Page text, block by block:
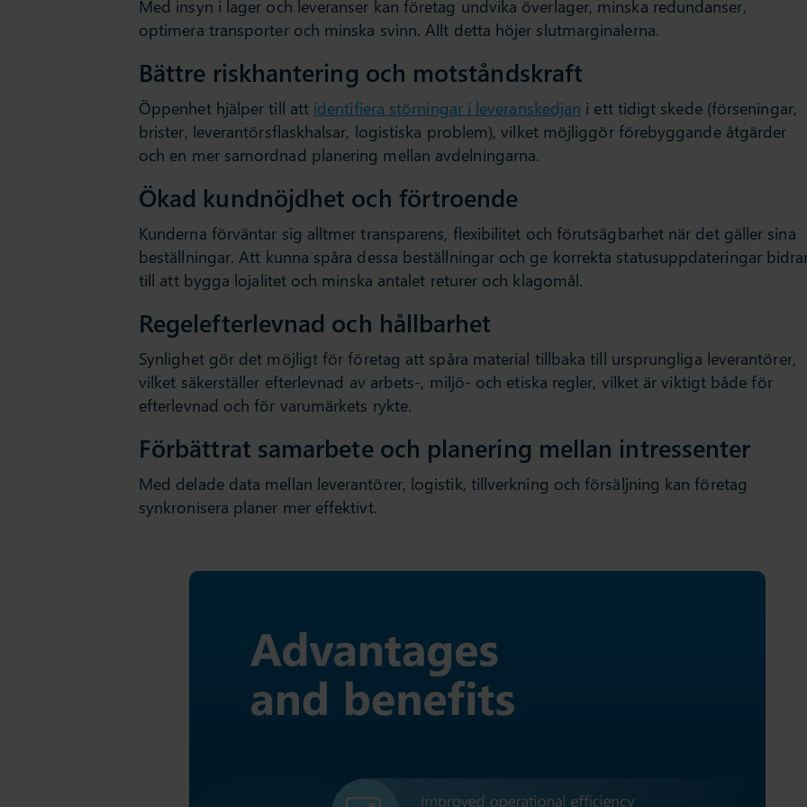
Med insyn i lager och leveranser kan företag undvika överlager, minska redundanser,
optimera transporter och minska svinn. Allt detta höjer slutmarginalerna.
Bättre riskhantering och motståndskraft
Öppenhet hjälper till att identifiera störningar i leveranskedjan i ett tidigt skede (förseningar,
brister, leverantörsflaskhalsar, logistiska problem), vilket möjliggör förebyggande åtgärder
och en mer samordnad planering mellan avdelningarna.
Ökad kundnöjdhet och förtroende
Kunderna förväntar sig alltmer transparens, flexibilitet och förutsägbarhet när det gäller sina
beställningar. Att kunna spåra dessa beställningar och ge korrekta statusuppdateringar
till att bygga lojalitet och minska antalet returer och klagomål.
Regelefterlevnad och hållbarhet
Synlighet gör det möjligt för företag att spåra material tillbaka till ursprungliga leverantörer,
vilket säkerställer efterlevnad av arbets-, miljö- och etiska regler, vilket är viktigt både för
efterlevnad och för varumärkets rykte.
Förbättrat samarbete och planering mellan intressenter
Med delade data mellan leverantörer, logistik, tillverkning och försäljning kan företag
synkronisera planer mer effektivt.